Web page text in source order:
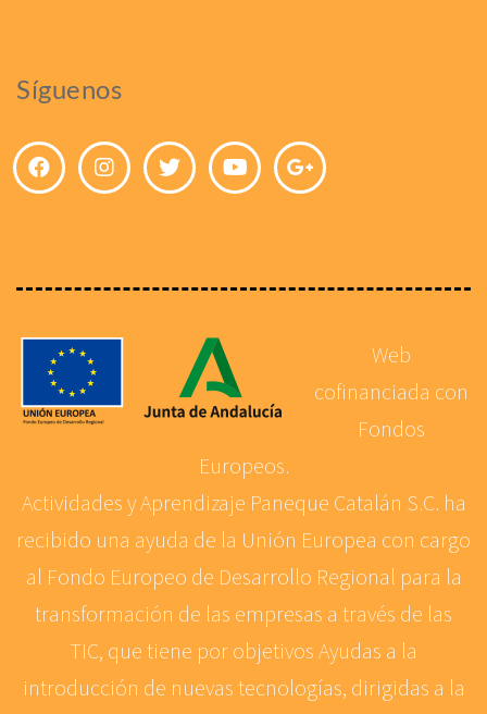
Síguenos
Web
cofinanciada con
Fondos
Europeos.
Actividades y Aprendizaje Paneque Catalán S.C. ha
recibido una ayuda de la Unión Europea con cargo
al Fondo Europeo de Desarrollo Regional para la
transformación de las empresas a través de las
TIC, que tiene por objetivos Ayudas a la
introducción de nuevas tecnologías, dirigidas a la